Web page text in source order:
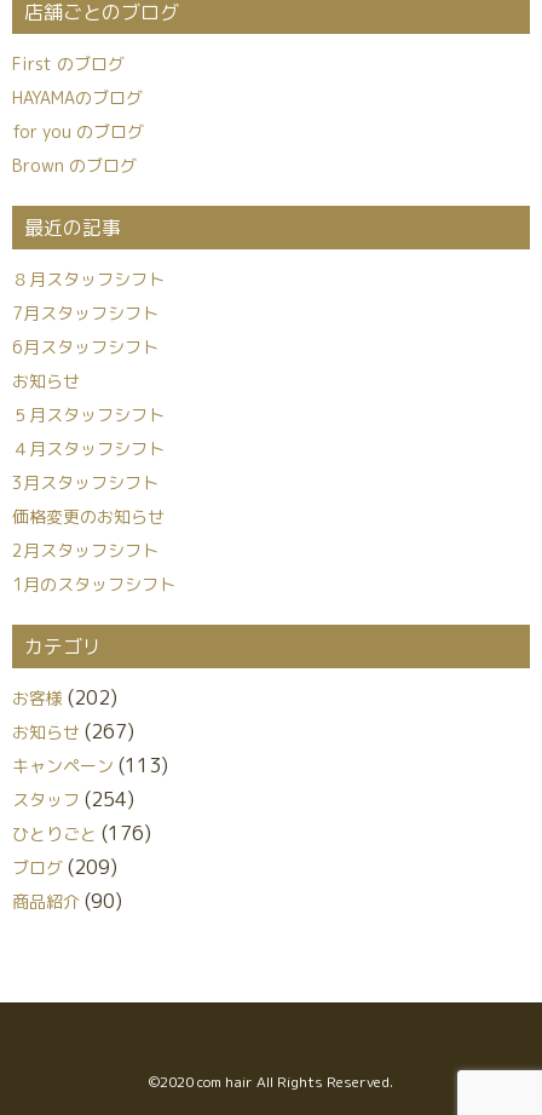
店舗ごとのブログ
First のブログ
HAYAMAのブログ
for you のブログ
Brown のブログ
最近の記事
８月スタッフシフト
7月スタッフシフト
6月スタッフシフト
お知らせ
５月スタッフシフト
４月スタッフシフト
3月スタッフシフト
価格変更のお知らせ
2月スタッフシフト
1月のスタッフシフト
カテゴリ
お客様 (202)
お知らせ (267)
キャンペーン (113)
スタッフ (254)
ひとりごと (176)
ブログ (209)
商品紹介 (90)
©︎2020 com hair All Rights Reserved.